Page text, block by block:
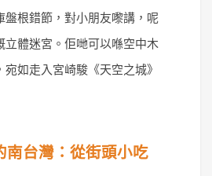
盤根錯節，對小朋友嚟講，呢
立體迷宮。佢哋可以喺空中木
如走入宮崎駿《天空之城》
南台灣：從街頭小吃